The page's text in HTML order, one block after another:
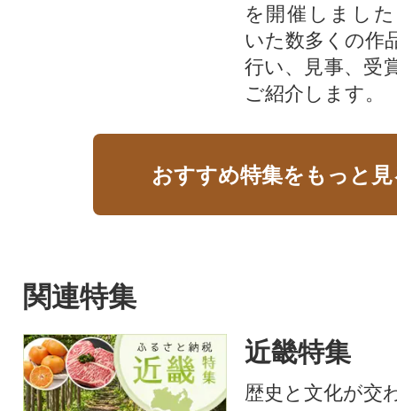
を開催しまし
いた数多くの作
行い、見事、受
ご紹介します。
おすすめ特集をもっと
関連特集
近畿特集
歴史と文化が交